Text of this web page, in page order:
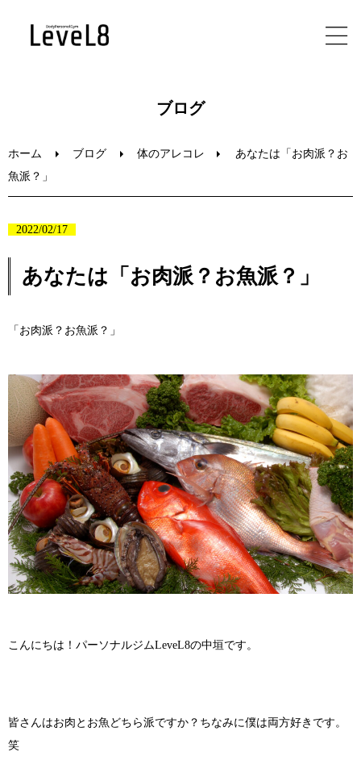
お問い合わせ
ブログ
ホーム ブログ 体のアレコレ
あなたは「お肉派？お
魚派？」
2022/02/17
あなたは「お肉派？お魚派？」
「お肉派？お魚派？」
こんにちは！パーソナルジムLeveL8の中垣です。
皆さんはお肉とお魚どちら派ですか？ちなみに僕は両方好きです。
笑